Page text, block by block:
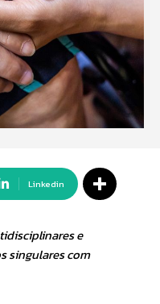
Linkedin
e
singulares com